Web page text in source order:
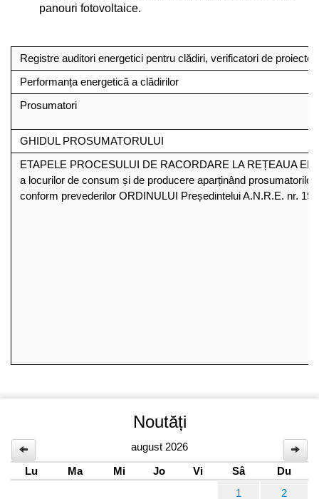
panouri fotovoltaice.
Registre auditori energetici pentru clădiri, verificatori de
Performanța energetică a clădirilor
Prosumatori
GHIDUL PROSUMATORULUI
ETAPELE PROCESULUI DE RACORDARE LA REȚEAUA
a locurilor de consum și de producere aparținând prosumatorilor,
conform prevederilor ORDINULUI Președintelui A.N.R.E. nr. 19/
Noutăți
august 2026
Lu
Ma Mi Jo Vi Sâ
Du
1
2